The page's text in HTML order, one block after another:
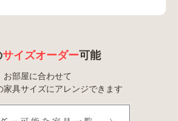
サイズオーダー可能
お部屋に合わせて
家具サイズにアレンジできます